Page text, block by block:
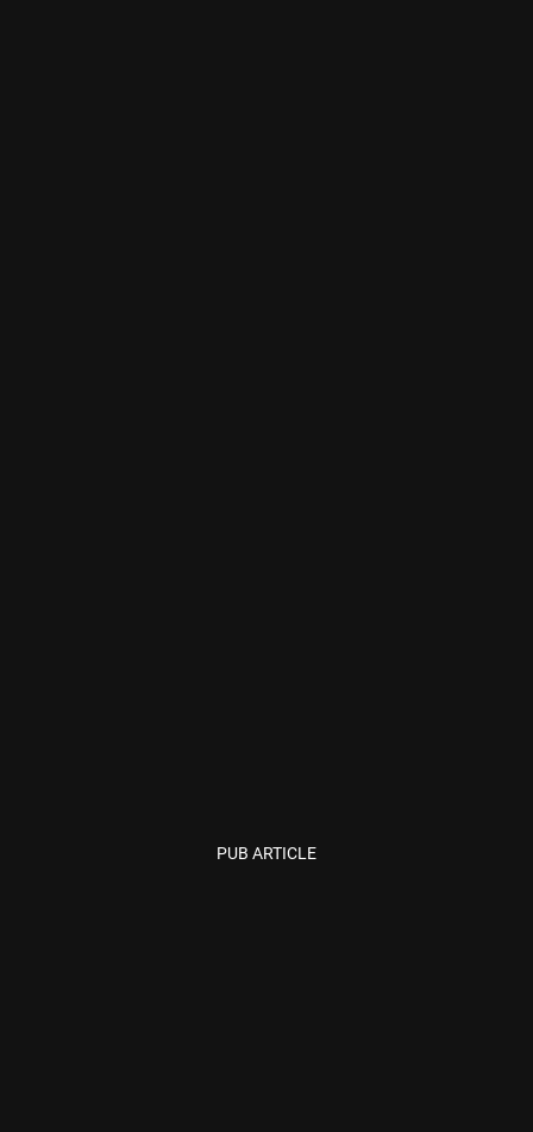
PUB ARTICLE